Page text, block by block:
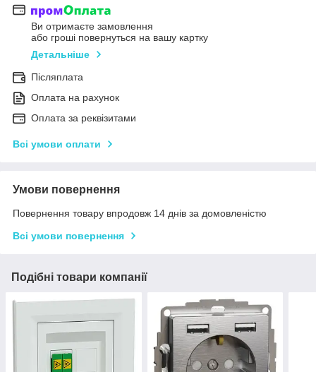
Ви отримаєте замовлення
або гроші повернуться на вашу картку
Детальніше
Післяплата
Оплата на рахунок
Оплата за реквізитами
Всі умови оплати
Умови повернення
Повернення товару впродовж 14 днів за домовленістю
Всі умови повернення
Подібні товари компанії